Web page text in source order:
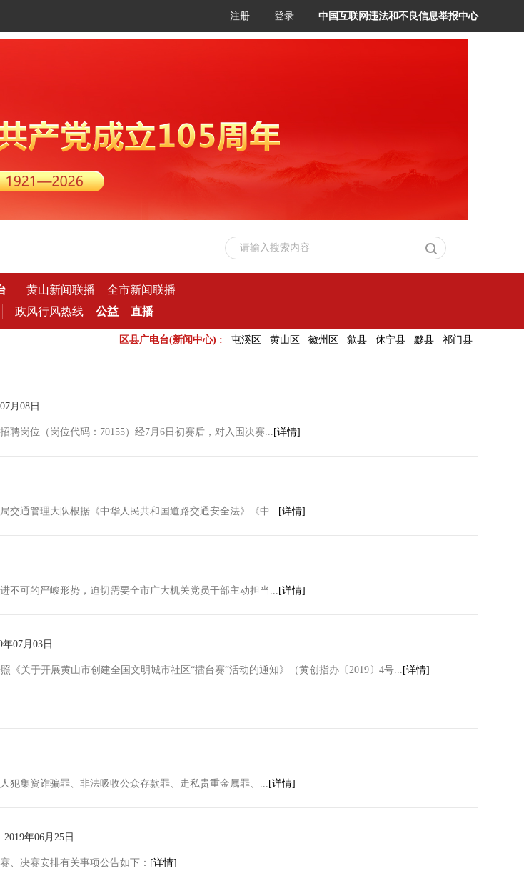
注册 登录 中国互联网违法和不良信息举报中心
请输入搜索内容
黄山新闻联播
全市新闻联播
政风行风热线 公益 直播
区县广电台(新闻中心) : 屯溪区 黄山区 徽州区 歙县 休宁县 黟县 祁门县
月08日
岗位（岗位代码：70155）经7月6日初赛后，对入围决赛... [详情]
通管理大队根据《中华人民共和国道路交通安全法》《中... [详情]
不可的严峻形势，迫切需要全市广大机关党员干部主动担当... [详情]
年07月03日
《关于开展黄山市创建全国文明城市社区“擂台赛”活动的通知》（黄创指办〔2019〕4号... [详情]
集资诈骗罪、非法吸收公众存款罪、走私贵重金属罪、... [详情]
2019年06月25日
、决赛安排有关事项公告如下： [详情]